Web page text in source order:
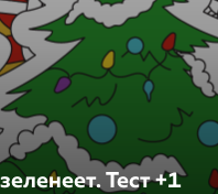
Тест +1